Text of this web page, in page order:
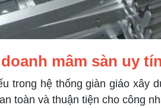
mâm sàn uy
trong hệ thống giàn giáo xây
toàn và thuận tiện cho công